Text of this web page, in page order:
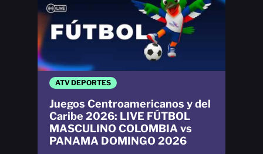
ATV DEPORTES
Juegos Centroamericanos y del
Caribe 2026: LIVE FÚTBOL
MASCULINO COLOMBIA vs
PANAMA DOMINGO 2026